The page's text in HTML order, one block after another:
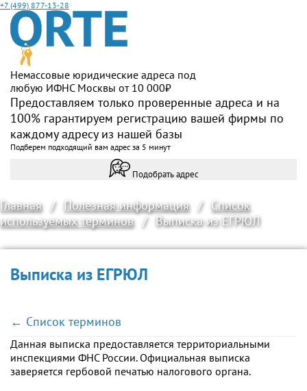
+7 (499) 877-13-28
Немассовые юридические адреса под
любую ИФНС Москвы от 10 000₽
Предоставляем только проверенные адреса и на
100% гарантируем регистрацию вашей фирмы по
каждому адресу из нашей базы
Подберем подходящий вам адрес за 5 минут
Подобрать адрес
Главная / Полезная информация / Список
используемых терминов / Выписка из ЕГРЮЛ
Выписка из ЕГРЮЛ
← Список терминов
Данная выписка предоставляется территориальными
инспекциями ФНС России. Официальная выписка
заверяется гербовой печатью налогового органа.